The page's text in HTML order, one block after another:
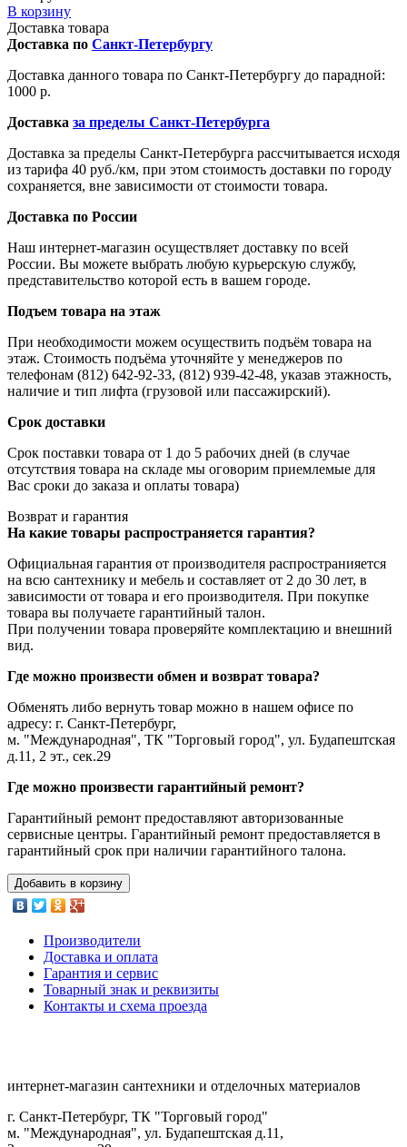
В корзину
Доставка товара
Доставка по Санкт-Петербургу
Доставка данного товара по Санкт-Петербургу до парадной:
1000 р.
Доставка за пределы Санкт-Петербурга
Доставка за пределы Санкт-Петербурга рассчитывается исходя
из тарифа 40 руб./км, при этом стоимость доставки по городу
сохраняется, вне зависимости от стоимости товара.
Доставка по России
Наш интернет-магазин осуществляет доставку по всей
России. Вы можете выбрать любую курьерскую службу,
представительство которой есть в вашем городе.
Подъем товара на этаж
При необходимости можем осуществить подъём товара на
этаж. Стоимость подъёма уточняйте у менеджеров по
телефонам (812) 642-92-33, (812) 939-42-48, указав этажность,
наличие и тип лифта (грузовой или пассажирский).
Срок доставки
Срок поставки товара от 1 до 5 рабочих дней (в случае
отсутствия товара на складе мы оговорим приемлемые для
Вас сроки до заказа и оплаты товара)
Возврат и гарантия
На какие товары распространяется гарантия?
Официальная гарантия от производителя распространияется
на всю сантехнику и мебель и составляет от 2 до 30 лет, в
зависимости от товара и его производителя. При покупке
товара вы получаете гарантийный талон.
При получении товара проверяйте комплектацию и внешний
вид.
Где можно произвести обмен и возврат товара?
Обменять либо вернуть товар можно в нашем офисе по
адресу: г. Санкт-Петербург,
м. "Международная", ТК "Торговый город", ул. Будапештская
д.11, 2 эт., сек.29
Где можно произвести гарантийный ремонт?
Гарантийный ремонт предоставляют авторизованные
сервисные центры. Гарантийный ремонт предоставляется в
гарантийный срок при наличии гарантийного талона.
Добавить в корзину
Производители
Доставка и оплата
Гарантия и сервис
Товарный знак и реквизиты
Контакты и схема проезда
интернет-магазин сантехники и отделочных материалов
г. Санкт-Петербург, ТК "Торговый город"
м. "Международная", ул. Будапештская д.11,